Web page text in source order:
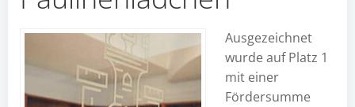
Ausgezeichnet
wurde auf Platz 1
mit einer
Fördersumme